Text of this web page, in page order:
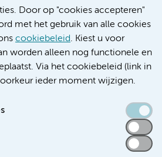
Door op "cookies accepteren"
met het gebruik van alle cookies
cookiebeleid. Kiest u voor
worden alleen nog functionele en
Via het cookiebeleid (link in
ieder moment wijzigen.